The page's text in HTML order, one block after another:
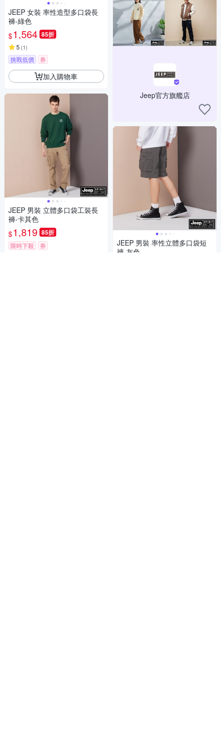
JEEP 女裝 率性造型多口袋長
褲-綠色
$1,564 85折
5 (1)
挑戰低價 券
加入購物車
JEEP 男裝 立體多口袋工裝長
褲-卡其色
$1,819 85折
限時下殺 券
Jeep官方旗艦店
JEEP 男裝 率性立體多口袋短
褲-灰色